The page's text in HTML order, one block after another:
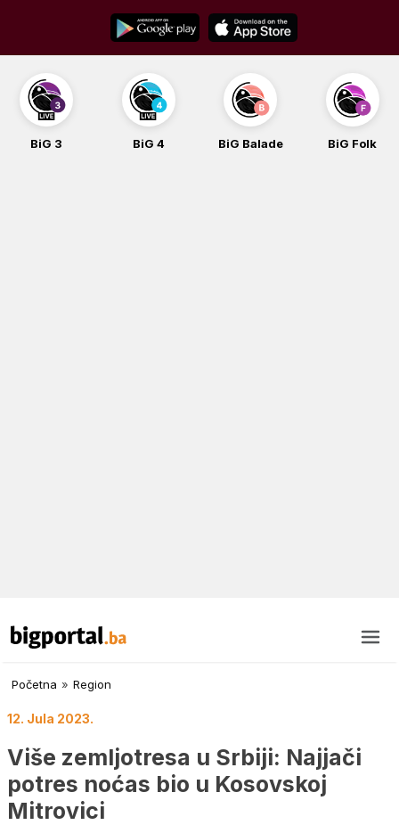
content
BiG 3 BiG 4 BiG Balade BiG Folk
Početna » Region
12. Jula 2023.
Više zemljotresa u Srbiji: Najjači
potres noćas bio u Kosovskoj
Mitrovici